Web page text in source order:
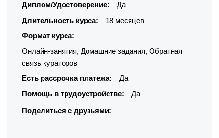
Диплом/Удостоверение:
Да
Длительность курса:
18 месяцев
Формат курса:
Онлайн-занятия, Домашние задания, Обратная
связь кураторов
Есть рассрочка платежа:
Да
Помощь в трудоустройстве:
Да
Поделиться с друзьями: